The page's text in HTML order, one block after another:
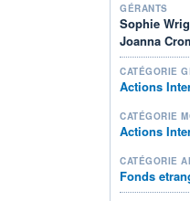
GÉRANTS
Sophie
Joanna
CATÉGORIE
Actions
CATÉGORIE
Actions
CATÉGORIE
Fonds